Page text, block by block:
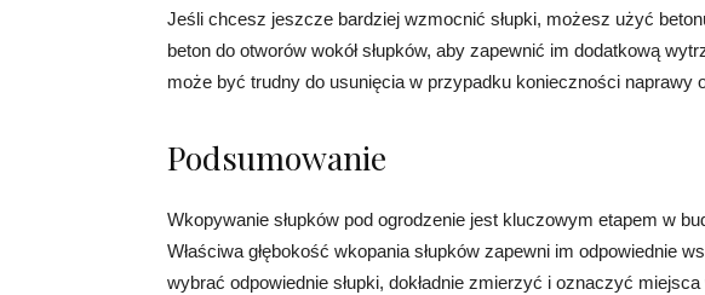
Jeśli chcesz jeszcze bardziej wzmocnić słupki, możesz użyć
beton do otworów wokół słupków, aby zapewnić im dodatkową
może być trudny do usunięcia w przypadku konieczności naprawy
Podsumowanie
Wkopywanie słupków pod ogrodzenie jest kluczowym etapem w
Właściwa głębokość wkopania słupków zapewni im odpowiednie
wybrać odpowiednie słupki, dokładnie zmierzyć i oznaczyć